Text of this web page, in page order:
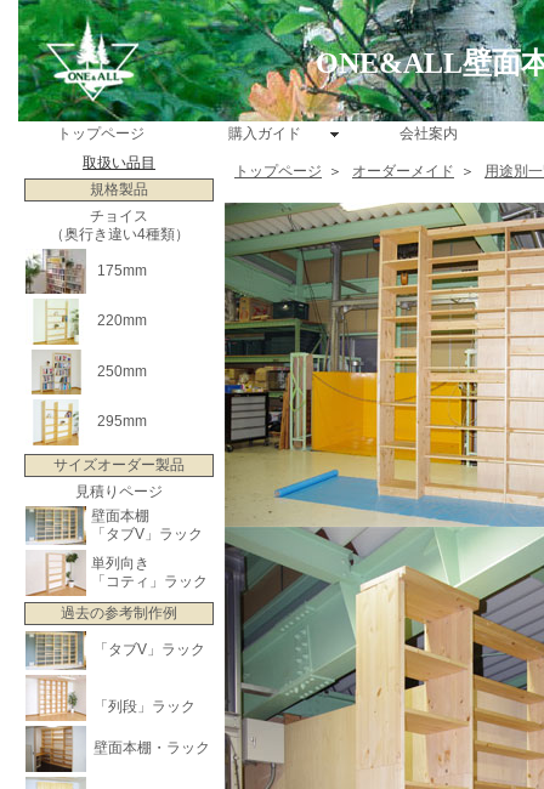
ONE&ALL壁面
トップページ 購入ガイド
会社案内
取扱い品目
規格製品
チョイス
（奥行き違い4種類）
175mm
220mm
250mm
295mm
サイズオーダー製品
見積りページ
壁面本棚
「タブV」ラック
単列向き
「コティ」ラック
過去の参考制作例
「タブV」ラック
「列段」ラック
壁面本棚・ラック
トップページ ＞ オーダーメイド ＞ 用途別